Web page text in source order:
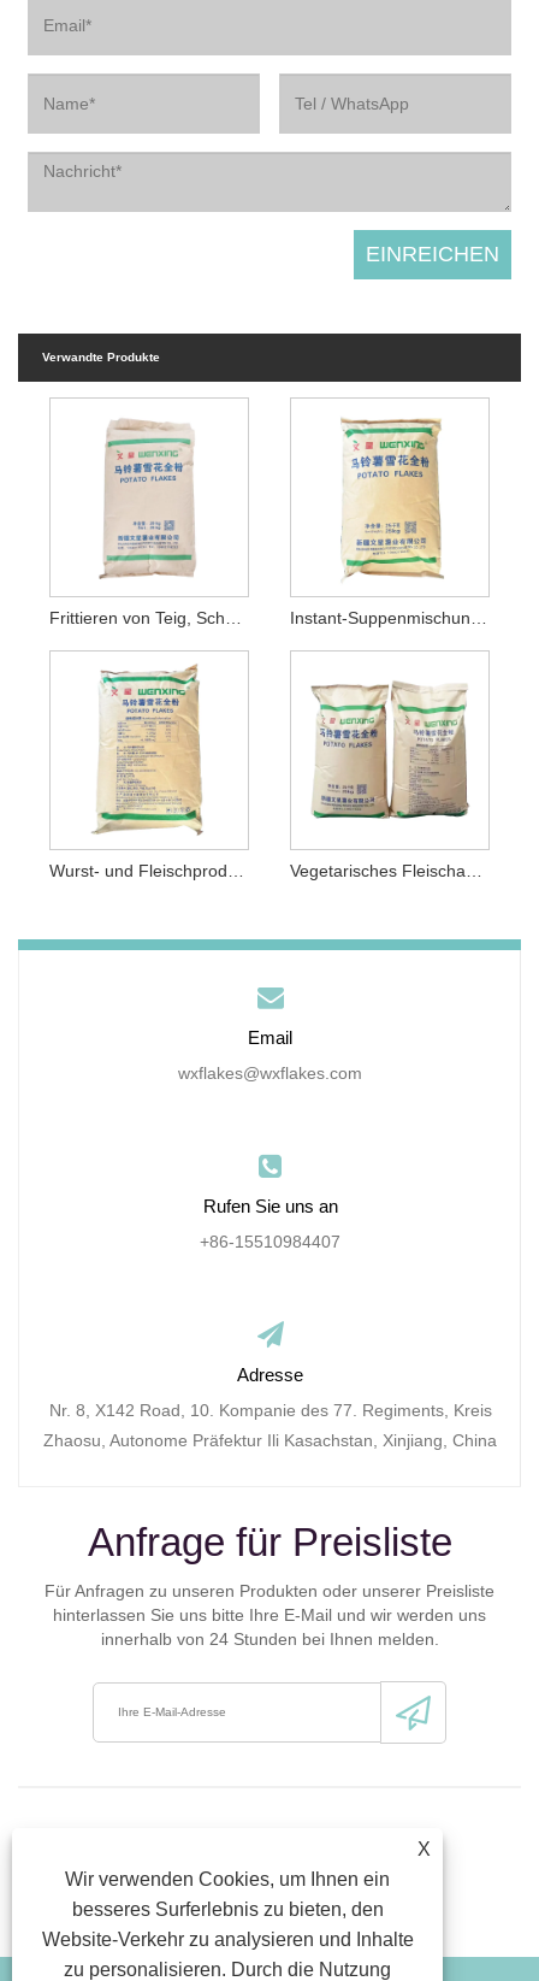
Verwandte Produkte
Frittieren von Teig, Schneeflocken-Kartoffelmehl Instant-Suppenmischung, Schneeflocken-Kartoffelmehl
X
Wir verwenden Cookies, um Ihnen ein
besseres Surferlebnis zu bieten, den
Website-Verkehr zu analysieren und Inhalte
zu personalisieren. Durch die Nutzung
Email
wxflakes@wxflakes.com
Rufen Sie uns an
+86-15510984407
Adresse
Nr. 8, X142 Road, 10. Kompanie des 77. Regiments, Kreis
Zhaosu, Autonome Präfektur Ili Kasachstan, Xinjiang, China
Anfrage für Preisliste
Für Anfragen zu unseren Produkten oder unserer Preisliste
hinterlassen Sie uns bitte Ihre E-Mail und wir werden uns
innerhalb von 24 Stunden bei Ihnen melden.